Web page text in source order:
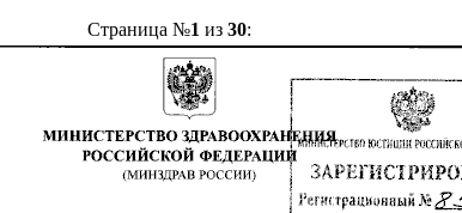
Страница №1 из 30: